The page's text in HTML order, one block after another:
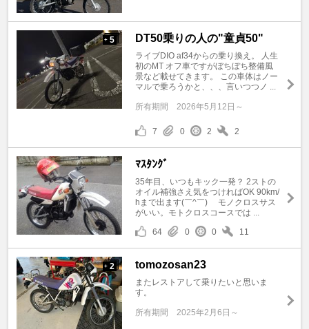
+ 5 DT50乗りの人の"童貞50"
ライブDIO af34からの乗り換え。 人生
初のMT オフ車ですがぼちぼち整備風
景など載せてきます。 この車体はノー
マルで乗ろうかと、、、言いつつノ ...
所有期間 2026年5月12日～
7 0 2 2
ﾏｽﾀﾝｸﾞ
35年目、いつもキック一発？ 2ストの
オイル補強さえ気をつければOK 90km/
hまで出ます(￣^￣)ゞ モノクロスサス
がいい。モトクロスコースでは ...
64
0 0 11
+ 2 tomozosan23
またレストアして乗りたいと思いま
す。
所有期間 2025年2月6日～